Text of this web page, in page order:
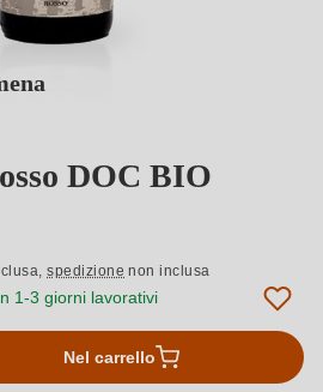
DOC BIO
spedizione non inclusa
1-3 giorni lavorativi
Nel carrello